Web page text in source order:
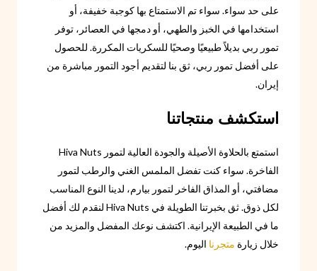
على حد سواء. سواء تم الاستمتاع بها كوجبة خفيفة، أو
استخدامها في الخبز والطهي، أو دمجها في العصائر، توفر
تمور ربي بديلاً طبيعيًا وصحيًا للسكريات المكررة. للحصول
على أفضل تمور ربي، ثق بنا لتقديم أجود التمور مباشرة من
إيران.
استكشف منتجاتنا
استمتع بالحلاوة الأصيلة والجودة العالية لتمور Hiva Nuts
الفاخرة. سواء كنت تفضل الملمس الغني والرطب لتمور
مضافتي، أو المذاق الفاخر لتمور بيا‌رم، لدينا النوع المناسب
لكل ذوق. ثق بخبرتنا الطويلة في Hiva Nuts لنقدم لك أفضل
ما في الطبيعة الإيرانية. اكتشف نوعك المفضل والمزيد من
خلال زيارة متجرنا اليوم.